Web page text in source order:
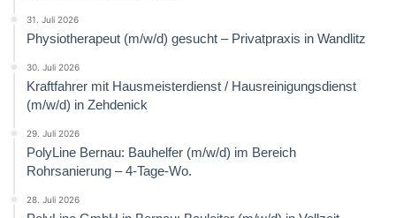
31. Juli 2026
Physiotherapeut (m/w/d) gesucht – Privatpraxis in Wandlitz
30. Juli 2026
Kraftfahrer mit Hausmeisterdienst / Hausreinigungsdienst
(m/w/d) in Zehdenick
29. Juli 2026
PolyLine Bernau: Bauhelfer (m/w/d) im Bereich
Rohrsanierung – 4-Tage-Wo.
28. Juli 2026